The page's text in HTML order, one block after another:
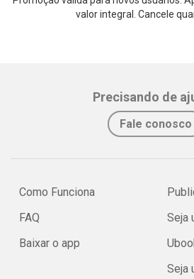
valor integral. Cancele
Precisando de
Fale conosco
Como Funciona
FAQ
Baixar o app
Seja
Seja